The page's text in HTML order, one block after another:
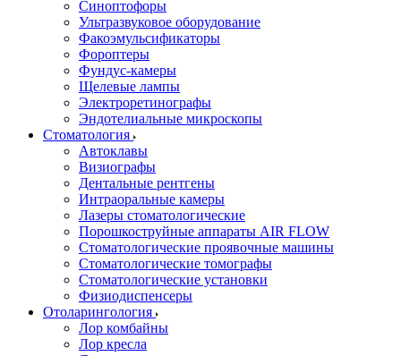
Синоптофоры
Ультразвуковое оборудование
Факоэмульсификаторы
Фороптеры
Фундус-камеры
Щелевые лампы
Электроретинографы
Эндотелиальные микроскопы
Стоматология
Автоклавы
Визиографы
Дентальные рентгены
Интраоральные камеры
Лазеры стоматологические
Порошкоструйные аппараты AIR FLOW
Стоматологические проявочные машины
Стоматологические томографы
Стоматологические установки
Физиодиспенсеры
Отоларингология
Лор комбайны
Лор кресла